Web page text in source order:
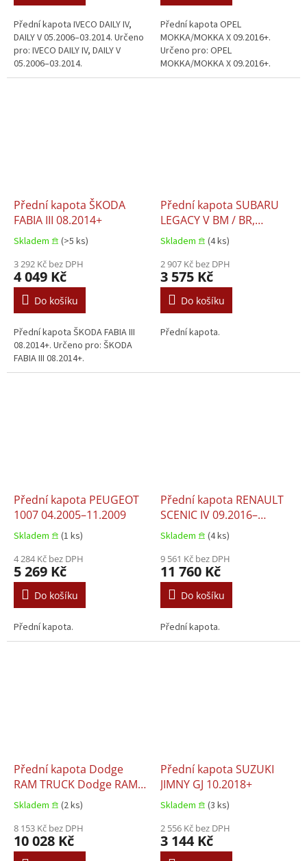
Přední kapota IVECO DAILY IV,
DAILY V 05.2006–03.2014. Určeno
pro: IVECO DAILY IV, DAILY V
05.2006–03.2014.
Přední kapota OPEL
MOKKA/MOKKA X 09.2016+.
Určeno pro: OPEL
MOKKA/MOKKA X 09.2016+.
Přední kapota ŠKODA
FABIA III 08.2014+
Skladem 𖠿 (>5 ks)
3 292 Kč bez DPH
4 049 Kč
Do košíku
Přední kapota ŠKODA FABIA III
08.2014+. Určeno pro: ŠKODA
FABIA III 08.2014+.
Přední kapota SUBARU
LEGACY V BM / BR,
OUTBACK BR 09.2009–
Skladem 𖠿 (4 ks)
2 907 Kč bez DPH
3 575 Kč
Do košíku
Přední kapota.
Přední kapota PEUGEOT
1007 04.2005–11.2009
Skladem 𖠿 (1 ks)
4 284 Kč bez DPH
5 269 Kč
Do košíku
Přední kapota.
Přední kapota RENAULT
SCENIC IV 09.2016–
05.2022
Skladem 𖠿 (4 ks)
9 561 Kč bez DPH
11 760 Kč
Do košíku
Přední kapota.
Přední kapota Dodge
RAM TRUCK Dodge RAM
III, Dodge RAM IV, Dodge
RAM V 01.2010+
Skladem 𖠿 (2 ks)
8 153 Kč bez DPH
10 028 Kč
Přední kapota SUZUKI
JIMNY GJ 10.2018+
Skladem 𖠿 (3 ks)
2 556 Kč bez DPH
3 144 Kč